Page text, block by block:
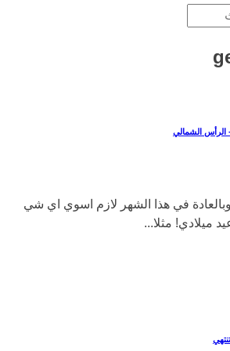
الرأس الشمالي
وبالعادة في هذا الشهر لازم اسوي اي شي
ميلادي! مثلا...